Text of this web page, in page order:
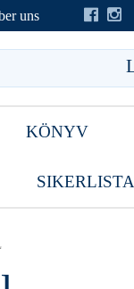
uns
KÖNYV
SIKERLISTA